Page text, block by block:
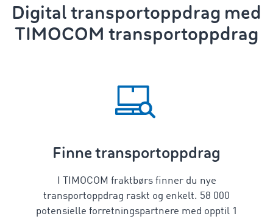
Digitaltransportoppdrag med
TIMOCOM transportoppdrag
Finne transportoppdrag
I TIMOCOM fraktbørs finner du nye
transportoppdrag raskt og enkelt. 58 000
potensielle forretningspartnere med opptil 1